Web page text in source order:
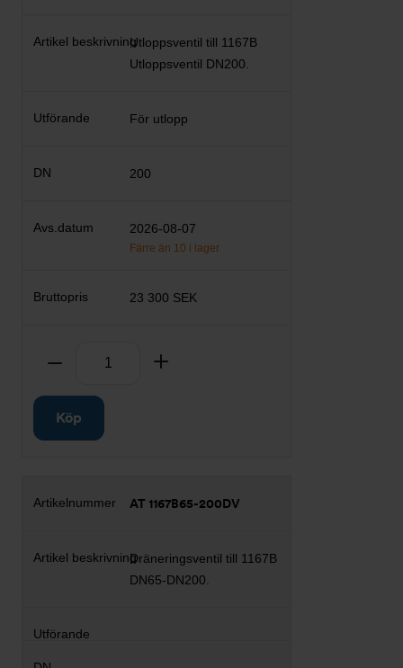
Utloppsventil till 1167B
Utloppsventil DN200.
För utlopp
200
2026-08-07
Färre än 10 i lager
23 300 SEK
Ta bort
Köp
AT 1167B65-200DV
Dräneringsventil till 1167B
DN65-DN200.